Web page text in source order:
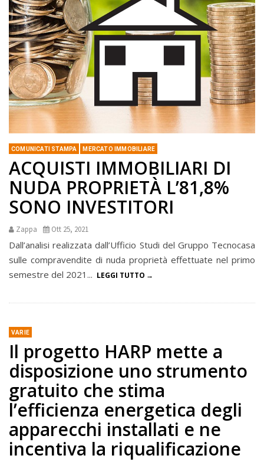
COMUNICATI STAMPA MERCATO IMMOBILIARE
ACQUISTI IMMOBILIARI DI
NUDA PROPRIETÀ L’81,8%
SONO INVESTITORI
Zappa Ott 25, 2021
Dall’analisi realizzata dall’Ufficio Studi del Gruppo Tecnocasa
sulle compravendite di nuda proprietà effettuate nel primo
semestre del 2021... LEGGI TUTTO
VARIE
Il progetto HARP mette a
disposizione uno strumento
gratuito che stima
l’efficienza energetica degli
apparecchi installati e ne
incentiva la riqualificazione